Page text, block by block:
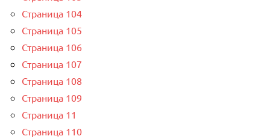
Страница 104
Страница 105
Страница 106
Страница 107
Страница 108
Страница 109
Страница 11
Страница 110